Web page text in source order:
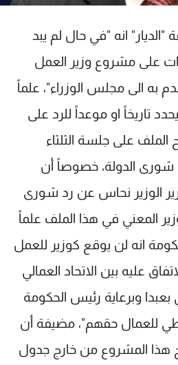
انه "في حال لم يبد
على مشروع وزير العمل
به الى مجلس الوزراء"، علماً
تاريخاً او موعداً للرد على
الملف على جلسة الثلثاء
الدولة، خصوصاً أن
الوزير نحاس عن رد شورى
المعني في هذا الملف علماً
انه لن يوقع كوزير للعمل
عليه بين الاتحاد العمالي
بعبدا وبرعاية رئيس الحكومة
للعمال حقهم"، مضيفة أن
هذا المشروع من خارج جدول
تواصل معنا
شروط الإسـتخدام
سياسة الخصوصية